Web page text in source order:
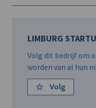
LIMBURG
Volg dit bedrijf om
worden van al hun
Volg